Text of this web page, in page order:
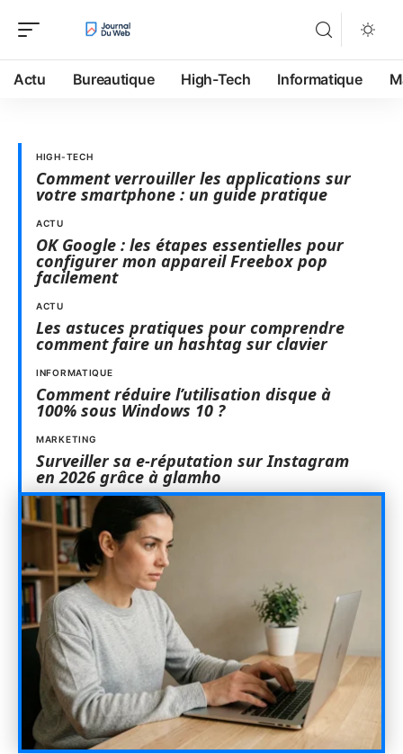
Actu Bureautique High-Tech Informatique
HIGH-TECH
Comment verrouiller les applications sur
votre smartphone : un guide pratique
ACTU
OK Google : les étapes essentielles pour
configurer mon appareil Freebox pop
facilement
ACTU
Les astuces pratiques pour comprendre
comment faire un hashtag sur clavier
INFORMATIQUE
Comment réduire l’utilisation disque à
100% sous Windows 10 ?
MARKETING
Surveiller sa e-réputation sur Instagram
en 2026 grâce à glamho